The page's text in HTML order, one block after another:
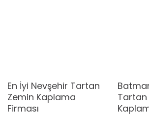
En İyi Nevşehir Tartan
Zemin Kaplama
Firması
Tartan